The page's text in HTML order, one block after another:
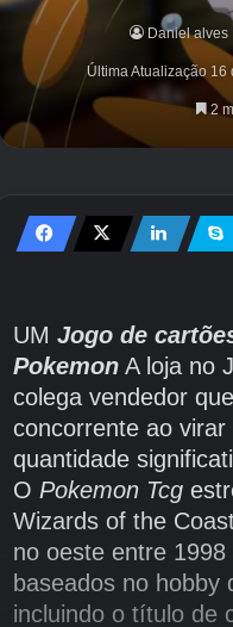
Daniel alves
Última Atualização 16
2
UM Jogo de
PokemonA loja no
colega vendedor
concorrente ao
quantidade
O Pokemon Tcg
Wizards of the
no oeste entre
baseados no hobby
incluindo o título de